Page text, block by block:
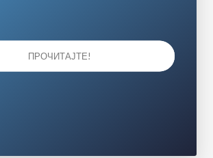
ПРОЧИТАЈТЕ!